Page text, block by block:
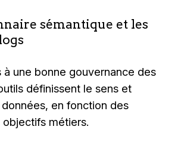
sémantique et les
à une bonne gouvernance des
définissent le sens et
données, en fonction des
métiers.